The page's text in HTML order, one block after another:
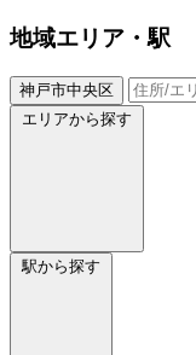
地域エリア・駅
神戸市中央区
エリアから探す
駅から探す